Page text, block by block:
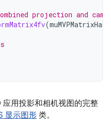
projection and
(
应用投影和相机视图的完整
显示图形 类。